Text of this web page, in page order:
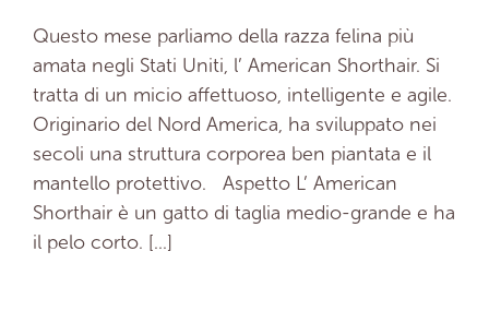
Questo mese parliamo della razza felina più
amata negli Stati Uniti, l’ American Shorthair. Si
tratta di un micio affettuoso, intelligente e agile.
Originario del Nord America, ha sviluppato nei
secoli una struttura corporea ben piantata e il
mantello protettivo. Aspetto L’ American
Shorthair è un gatto di taglia medio-grande e ha
il pelo corto. [...]